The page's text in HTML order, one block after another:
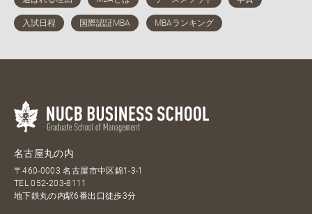
名古屋丸の内
〒460-0003 名古屋市中区錦1-3-1
TEL052-203-8111
地下鉄丸の内駅6番出口徒歩3分